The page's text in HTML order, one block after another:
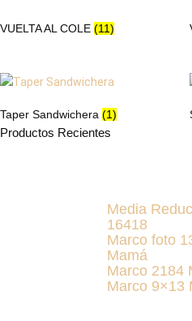
VUELTA AL COLE (11)
Taper Sandwichera (1)
Productos Recientes
Media
16418
Marco foto
Mamá
Marco 2184
Marco 9×13